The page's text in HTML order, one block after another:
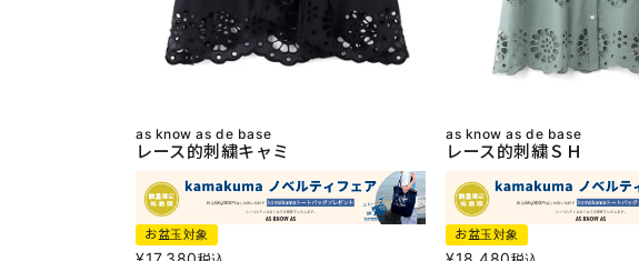
as know as de base
レース的刺繍キャミ
お盆玉対象
as know as de base
レース的刺繍ＳＨ
お盆玉対象